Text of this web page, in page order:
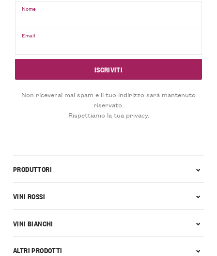
Nome
Email
Non riceverai mai spam e il tuo indirizzo sarà mantenuto
riservato.
Rispettiamo la tua privacy.
PRODUTTORI
VINI ROSSI
VINI BIANCHI
ALTRI PRODOTTI